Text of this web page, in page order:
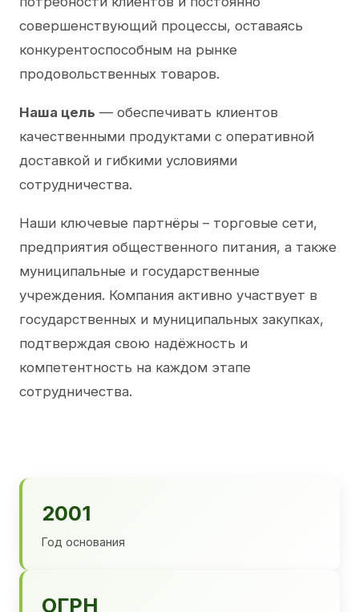
совершенствующий процессы, оставаясь
конкурентоспособным на рынке
продовольственных товаров.
Наша цель — обеспечивать клиентов
качественными продуктами с оперативной
доставкой и гибкими условиями
сотрудничества.
Наши ключевые партнёры – торговые сети,
предприятия общественного питания, а также
муниципальные и государственные
учреждения. Компания активно участвует в
государственных и муниципальных закупках,
подтверждая свою надёжность и
компетентность на каждом этапе
сотрудничества.
2001
Год основания
ОГРН